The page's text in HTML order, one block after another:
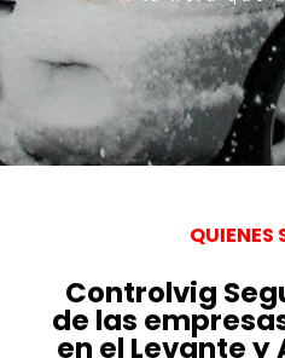
QUIENES
Controlvig
de las
en el Levante